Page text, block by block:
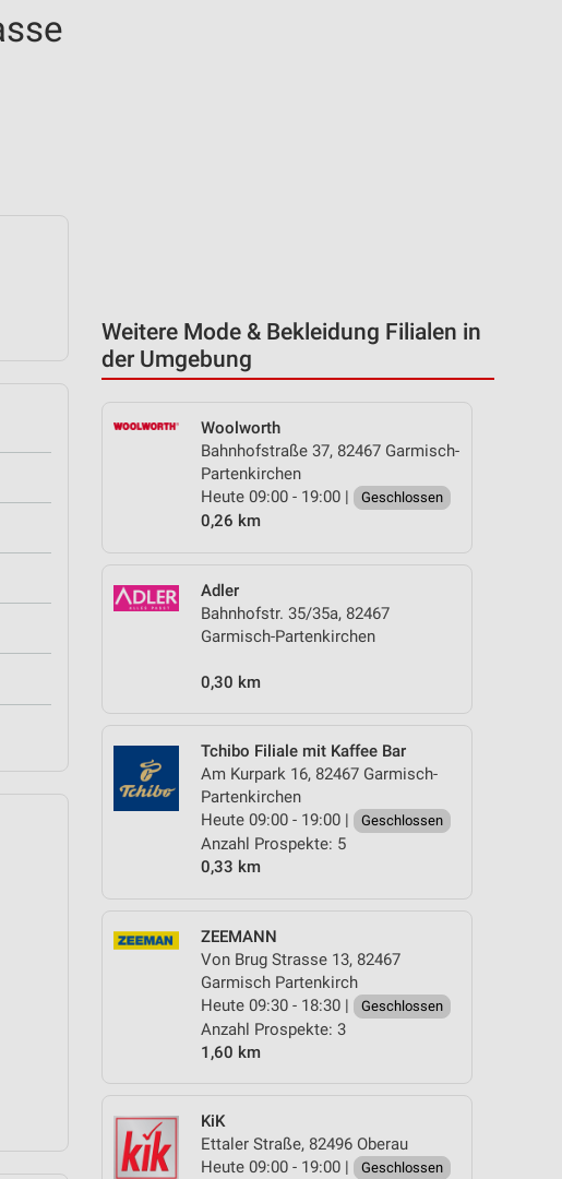
Weitere Mode & Bekleidung Filialen in
der Umgebung
Woolworth
Bahnhofstraße 37, 82467 Garmisch-
Partenkirchen
Heute 09:00 - 19:00 |
Geschlossen
0,26 km
Adler
Bahnhofstr. 35/35a, 82467
Garmisch-Partenkirchen
0,30 km
Tchibo Filiale mit Kaffee Bar
Am Kurpark 16, 82467 Garmisch-
Partenkirchen
Heute 09:00 - 19:00 |
Geschlossen
Anzahl Prospekte: 5
0,33 km
ZEEMANN
Von Brug Strasse 13, 82467
Garmisch Partenkirch
Heute 09:30 - 18:30 |
Geschlossen
Anzahl Prospekte: 3
1,60 km
KiK
Ettaler Straße, 82496 Oberau
Heute 09:00 - 19:00 |
Geschlossen